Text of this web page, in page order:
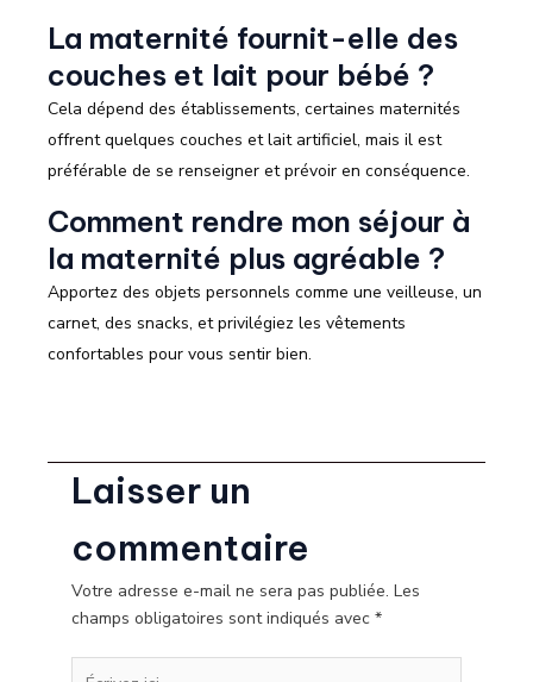
La maternité fournit-elle des
couches et lait pour bébé ?
Cela dépend des établissements, certaines maternités
offrent quelques couches et lait artificiel, mais il est
préférable de se renseigner et prévoir en conséquence.
Comment rendre mon séjour à
la maternité plus agréable ?
Apportez des objets personnels comme une veilleuse, un
carnet, des snacks, et privilégiez les vêtements
confortables pour vous sentir bien.
Laisser un
commentaire
Votre adresse e-mail ne sera pas publiée. Les
champs obligatoires sont indiqués avec *
Écrivez